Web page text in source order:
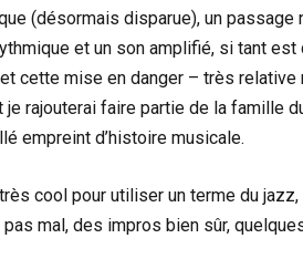
(désormais disparue), un passage
et un son amplifié, si tant est
cette mise en danger – très relative
rajouterai faire partie de la famille
empreint d’histoire musicale.
cool pour utiliser un terme du
mal, des impros bien sûr,